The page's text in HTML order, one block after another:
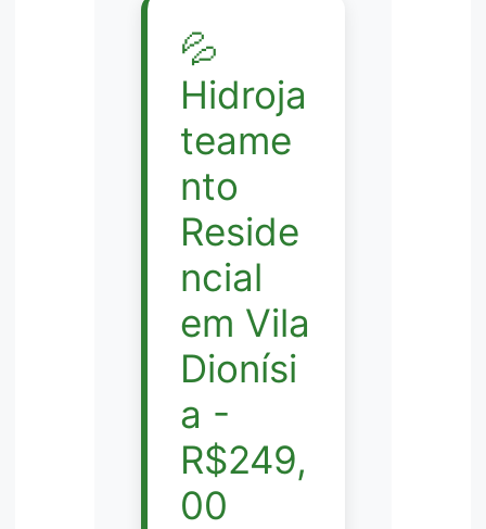
💦
Hidroja
teame
nto
Reside
ncial
em Vila
Dionísi
a -
R$249,
00